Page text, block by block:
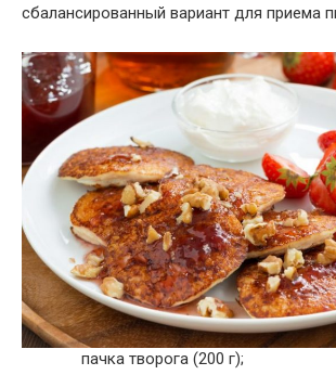
сбалансированный вариант для приема
пачка творога (200 г);